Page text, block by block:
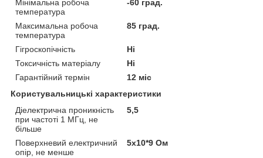
Мінімальна робоча
температура
-60 град.
Максимальна робоча
температура
85 град.
Гігроскопічність
Ні
Токсичність матеріалу
Ні
Гарантійний термін
12 міс
Користувальницькі характеристики
Діелектрична проникність
при частоті 1 МГц, не
більше
5,5
Поверхневий електричний
опір, не менше
5x10*9 Ом